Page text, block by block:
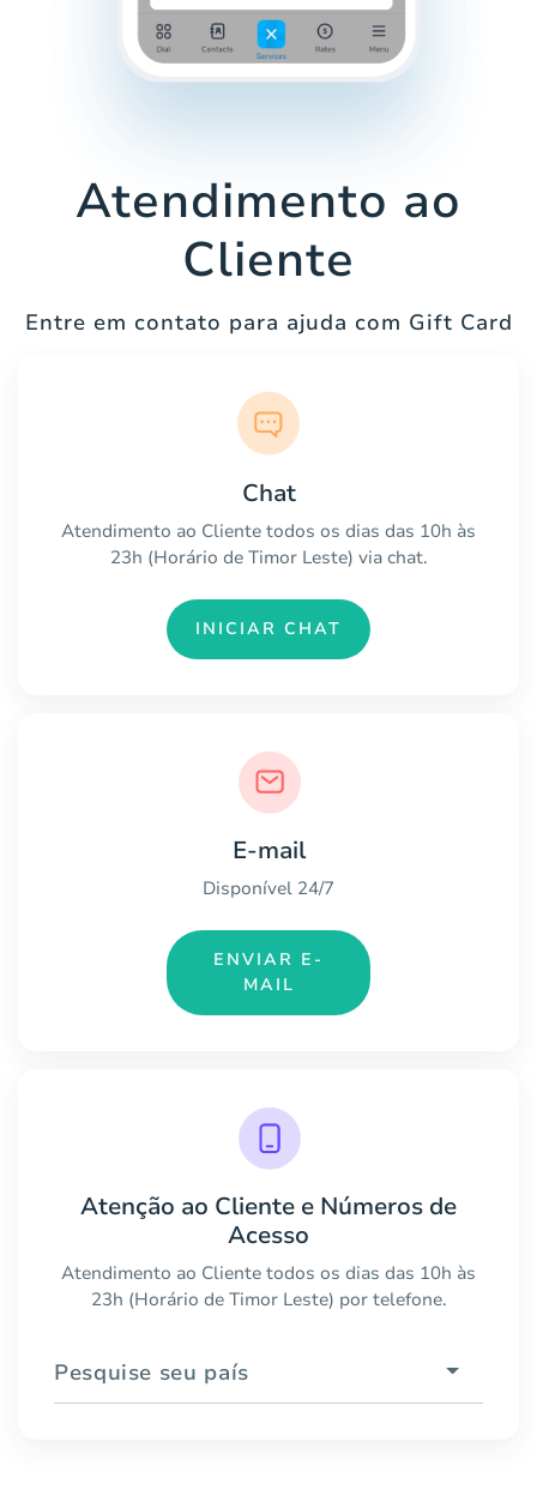
Atendimento ao
Cliente
Entre em contato para ajuda com Gift Card
Chat
Atendimento ao Cliente todos os dias das 10h às
23h (Horário de Timor Leste) via chat.
INICIAR CHAT
E-mail
Disponível 24/7
ENVIAR E-
MAIL
Atenção ao Cliente e Números de
Acesso
Atendimento ao Cliente todos os dias das 10h às
23h (Horário de Timor Leste) por telefone.
Pesquise seu país